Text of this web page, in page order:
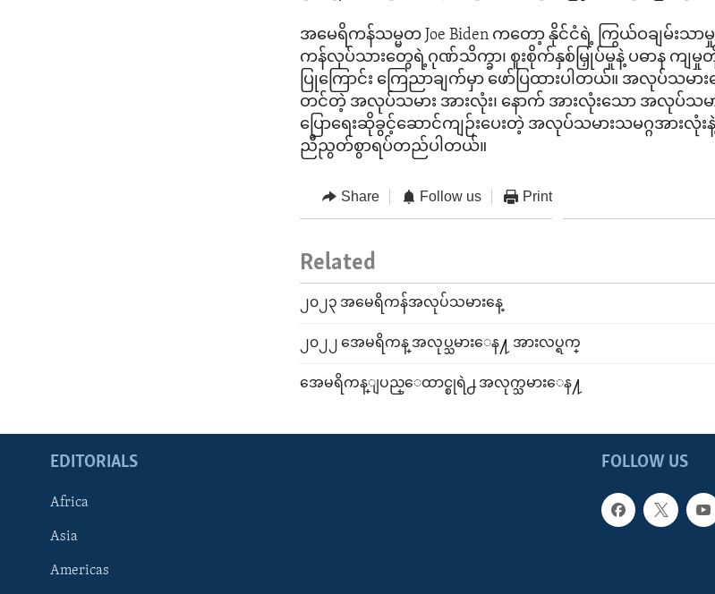
အမေရိကန်သမ္မတ Joe Biden ကတော့ နိုင်ငံရဲ့ ကြွယ်ဝချမ်းသာ
ကန်လုပ်သားတွေရဲ့ဂုဏ်သိက္ခာ၊ စူးစိုက်နှစ်မြှုပ်မှုနဲ့ ပဓာန ကျ
ပြုကြောင်း ကြေညာချက်မှာ ဖော်ပြထားပါတယ်။ အလုပ်သမား
တင်တဲ့ အလုပ်သမား အားလုံး၊ နောက် အားလုံးသော အလုပ်သ
ပြောရေးဆိုခွင့်ဆောင်ကျဉ်းပေးတဲ့ အလုပ်သမားသမဂ္ဂအားလုံ
ညီညွတ်စွာရပ်တည်ပါတယ်။
Share Follow us Print
Related
၂၀၂၃ အမေရိကန်အလုပ်သမားနေ့
၂၀၂၂ အေမရိကန္ အလုပ္သမားေန႔ အားလပ္ရက္
အေမရိကန္ျပည္ေထာင္စုရဲ႕ အလုက္သမားေန႔
FOLLOW US
EDITORIALS
Africa
Asia
Americas